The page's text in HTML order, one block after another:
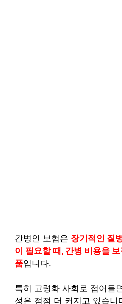
간병인 보험은 장기적인 질
이 필요할 때, 간병 비용을
품입니다.
특히 고령화 사회로 접어들
성은 점점 더 커지고 있습니